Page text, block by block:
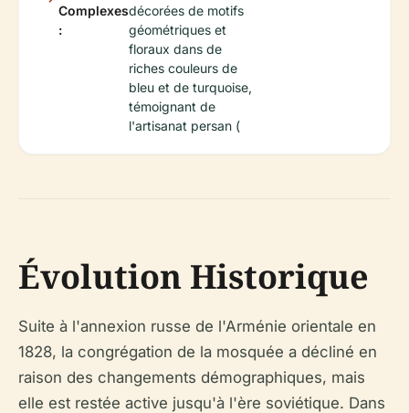
Complexes
:
décorées de motifs
géométriques et
floraux dans de
riches couleurs de
bleu et de turquoise,
témoignant de
l'artisanat persan (
Évolution Historique
Suite à l'annexion russe de l'Arménie orientale en
1828, la congrégation de la mosquée a décliné en
raison des changements démographiques, mais
elle est restée active jusqu'à l'ère soviétique. Dans